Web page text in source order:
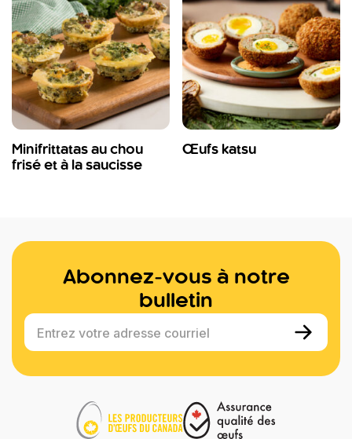
Minifrittatas au chou
frisé et à la saucisse
Œufs katsu
Abonnez-vous à notre
bulletin
Entrez votre adresse courriel